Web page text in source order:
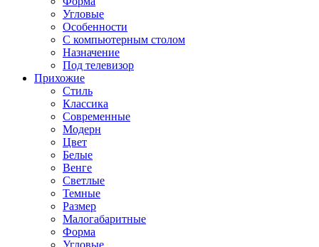
Угловые
Особенности
С компьютерным столом
Назначение
Под телевизор
Прихожие
Стиль
Классика
Современные
Модерн
Цвет
Белые
Венге
Светлые
Темные
Размер
Малогабаритные
Форма
Угловые